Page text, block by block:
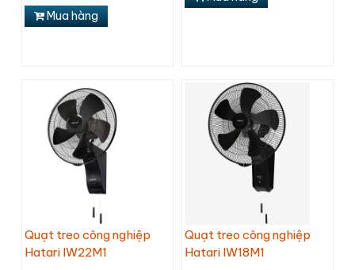
Mua hàng
Quạt treo công nghiệp
Hatari IW22M1
Quạt treo công nghiệp
Hatari IW18M1